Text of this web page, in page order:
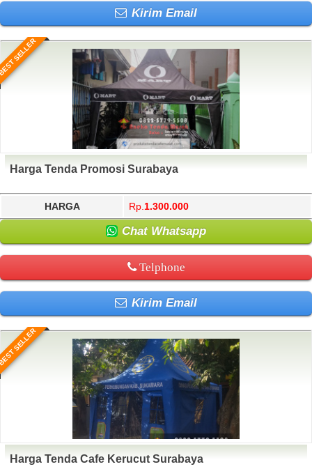
Kirim Email
SELLER
Harga Tenda Promosi Surabaya
HARGA Rp. 1.300.000
Chat Whatsapp
Telphone
Kirim Email
SELLER
Harga Tenda Cafe Kerucut Surabaya